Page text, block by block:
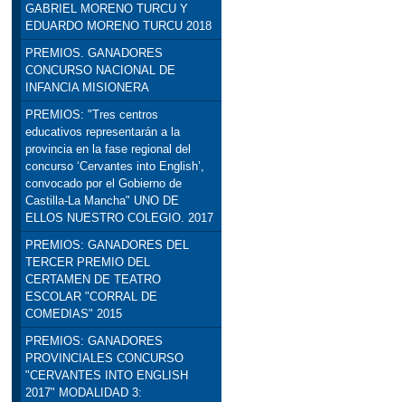
GABRIEL MORENO TURCU Y
EDUARDO MORENO TURCU 2018
PREMIOS. GANADORES
CONCURSO NACIONAL DE
INFANCIA MISIONERA
PREMIOS: "Tres centros
educativos representarán a la
provincia en la fase regional del
concurso ‘Cervantes into English’,
convocado por el Gobierno de
Castilla-La Mancha" UNO DE
ELLOS NUESTRO COLEGIO. 2017
PREMIOS: GANADORES DEL
TERCER PREMIO DEL
CERTAMEN DE TEATRO
ESCOLAR "CORRAL DE
COMEDIAS" 2015
PREMIOS: GANADORES
PROVINCIALES CONCURSO
"CERVANTES INTO ENGLISH
2017" MODALIDAD 3: